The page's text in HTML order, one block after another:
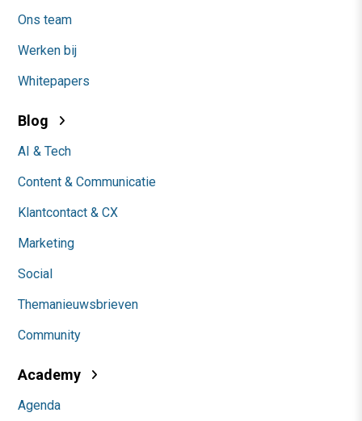
Ons team
Werken bij
Whitepapers
Blog
AI & Tech
Content & Communicatie
Klantcontact & CX
Marketing
Social
Themanieuwsbrieven
Community
Academy
Agenda